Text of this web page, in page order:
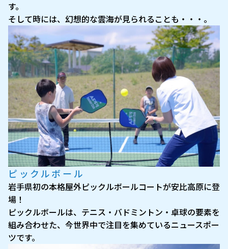
す。
そして時には、幻想的な雲海が見られることも・・・。
ピックルボール
岩手県初の本格屋外ピックルボールコートが安比高原に登
場！
ピックルボールは、テニス・バドミントン・卓球の要素を
組み合わせた、今世界中で注目を集めているニュースポー
ツです。